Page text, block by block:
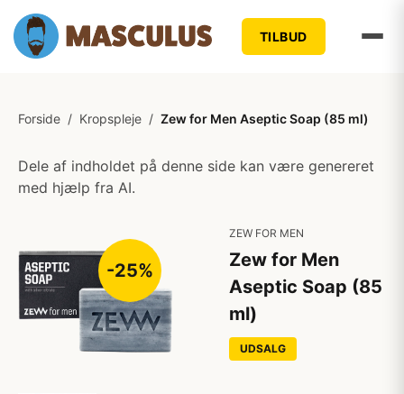
TILBUD
Forside / Kropspleje / Zew for Men Aseptic Soap (85 ml)
Dele af indholdet på denne side kan være genereret
med hjælp fra AI.
-25%
ZEW FOR MEN
Zew for Men
Aseptic Soap (85
ml)
UDSALG